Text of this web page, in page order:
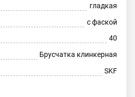
гладкая
с фаской
40
Брусчатка клинкерная
SKF